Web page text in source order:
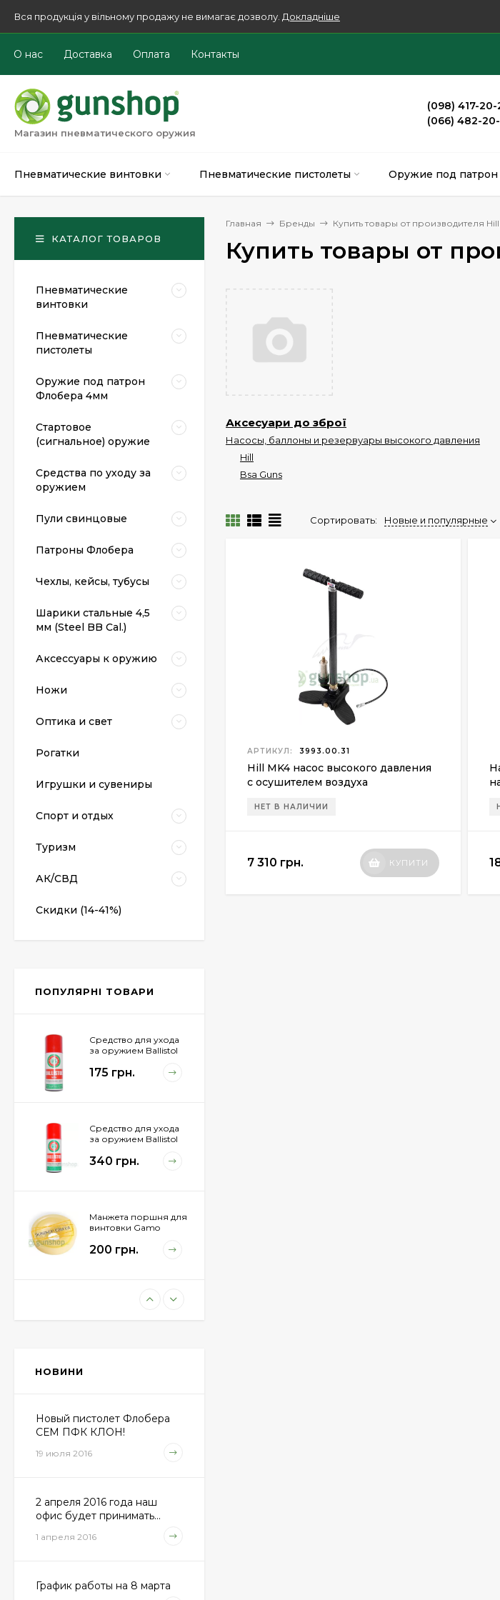
Вся продукція у вільному продажу не вимагає дозволу. Докладніше
О нас Доставка Оплата Контакты
Магазин пневматического оружия
(098) 417-20-
(066) 482-
Пневматические винтовки Пневматические пистолеты Оружие под
Главная Бренды Купить товары от производителя Hill
Купить товары от
Аксесуари до зброї
Насосы, баллоны и резервуары высокого давления
Hill
Bsa Guns
Сортировать: Новые и популярные
АРТИКУЛ: 3993.00.31
Hill MK4 насос высокого давления
с осушителем воздуха
НЕТ В НАЛИЧИИ
7 310 грн. КУПИТИ
КАТАЛОГ ТОВАРОВ
Пневматические
винтовки
Пневматические
пистолеты
Оружие под патрон
Флобера 4мм
Стартовое
(сигнальное) оружие
Средства по уходу за
оружием
Пули свинцовые
Патроны Флобера
Чехлы, кейсы, тубусы
Шарики стальные 4,5
мм (Steel BB Cal.)
Аксессуары к оружию
Ножи
Оптика и свет
Рогатки
Игрушки и сувениры
Спорт и отдых
Туризм
АК/СВД
Скидки (14-41%)
ПОПУЛЯРНІ ТОВАРИ
пистолет Colt Special
Средство для ухода
за оружием Ballistol
175 грн.
Средство для ухода
за оружием Ballistol
340 грн.
Манжета поршня для
винтовки Gamo
200 грн.
(500шт.)
690 грн.
Combat Classic
6 540 грн.
Sellier&Bellot
НОВИНИ
Новый пистолет Флобера
СЕМ ПФК КЛОН!
19 июля 2016
2 апреля 2016 года наш
офис будет принимать...
1 апреля 2016
График работы на 8 марта